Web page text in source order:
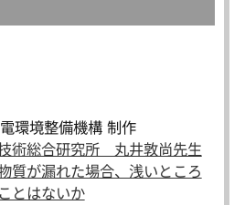
環境整備機構 制作
術総合研究所 丸井敦尚先生
質が漏れた場合、浅いところ
とはないか